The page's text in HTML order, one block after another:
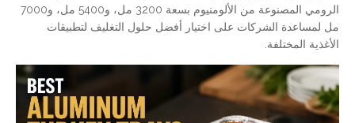
الرومي المصنوعة من الألومنيوم بسعة 3200 مل، و5400 مل، و7000
مل لمساعدة الشركات على اختيار أفضل حلول التغليف لتطبيقات
الأغذية المختلفة.